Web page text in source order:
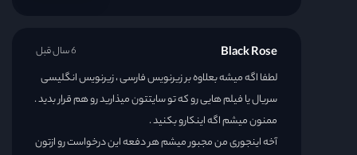
Black Rose
لطفا اگه میشه بعلاوه بر زیرنویس فارسی ، زیرنویس انگلیسی
سریال یا فیلم هایی رو که تو سایتتون میذارید رو هم قرار بدید .
ممنون میشم اگه اینکارو بکنید .
آخه اینجوری من مجبور میشم هر دفعه این درخواست رو ازتون
6 سال قبل